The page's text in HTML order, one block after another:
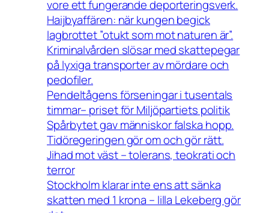
vore ett fungerande deporteringsverk.
Haijbyaffären: när kungen begick
lagbrottet ”otukt som mot naturen är”.
Kriminalvården slösar med skattepegar
på lyxiga transporter av mördare och
pedofiler.
Pendeltågens förseningar i tusentals
timmar– priset för Miljöpartiets politik
Spårbytet gav människor falska hopp.
Tidöregeringen gör om och gör rätt.
Jihad mot väst – tolerans, teokrati och
terror
Stockholm klarar inte ens att sänka
skatten med 1 krona – lilla Lekeberg gör